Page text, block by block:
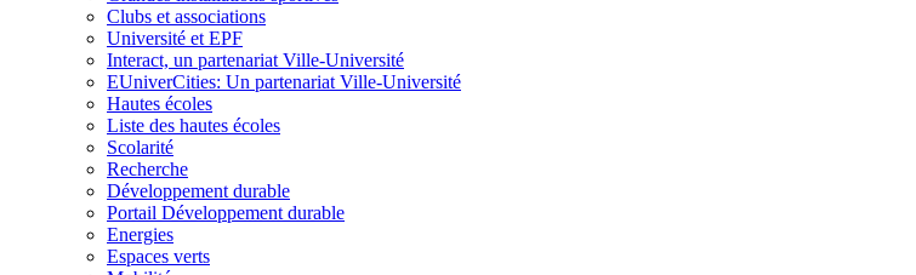
Clubs et associations
Université et EPF
Interact, un partenariat Ville-Université
EUniverCities: Un partenariat Ville-Université
Hautes écoles
Liste des hautes écoles
Scolarité
Recherche
Développement durable
Portail Développement durable
Energies
Espaces verts